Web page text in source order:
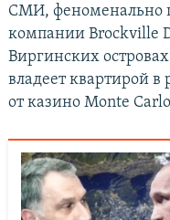
СМИ, феноменально
компании Brockville
Виргинских
владеет квартирой
от казино Monte